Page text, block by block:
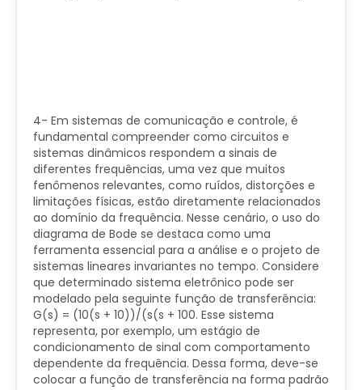
4- Em sistemas de comunicação e controle, é
fundamental compreender como circuitos e
sistemas dinâmicos respondem a sinais de
diferentes frequências, uma vez que muitos
fenômenos relevantes, como ruídos, distorções e
limitações físicas, estão diretamente relacionados
ao domínio da frequência. Nesse cenário, o uso do
diagrama de Bode se destaca como uma
ferramenta essencial para a análise e o projeto de
sistemas lineares invariantes no tempo. Considere
que determinado sistema eletrônico pode ser
modelado pela seguinte função de transferência:
G(s) = (10(s + 10))/(s(s + 100. Esse sistema
representa, por exemplo, um estágio de
condicionamento de sinal com comportamento
dependente da frequência. Dessa forma, deve-se
colocar a função de transferência na forma padrão